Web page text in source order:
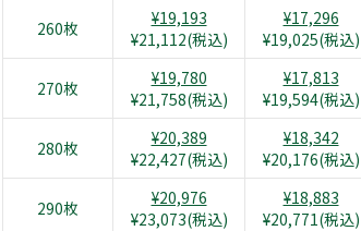
260枚
¥19,193
¥21,112(税込)
¥17,296
¥19,025(税込)
270枚
¥19,780
¥21,758(税込)
¥17,813
¥19,594(税込)
280枚
¥20,389
¥22,427(税込)
¥18,342
¥20,176(税込)
290枚
¥20,976
¥23,073(税込)
¥18,883
¥20,771(税込)